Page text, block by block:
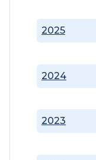
2023
2024
2025